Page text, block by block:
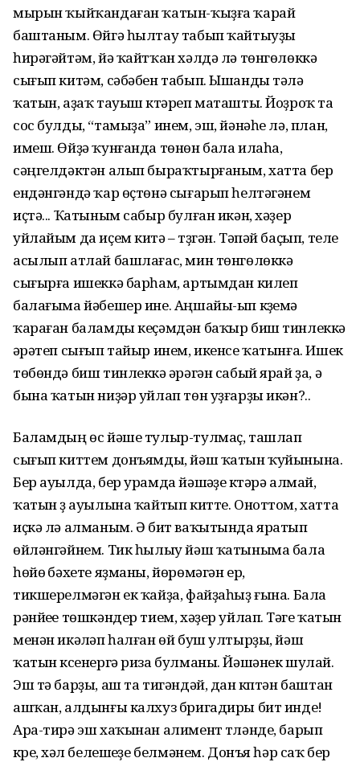
мырын ҡыйҡандаған ҡатын-ҡыҙға ҡарай
баштаным. Өйгә һылтау табып ҡайтыуҙы
һирәгәйтәм, йә ҡайтҡан хәлдә лә төнгөлөккә
сығып китәм, сәбәбен табып. Ышанды тәүлә
ҡатын, аҙаҡ тауыш күтәреп маташты. Йоҙроҡ та
сос булды, “тамыҙа” инем, эш, йәнәһе лә, план,
имеш. Өйҙә ҡунғанда төнөн бала илаһа,
сәңгелдәктән алып быраҡтырғаным, хатта бер
ендәнгәндә ҡар өҫтөнә сығарып һелтәгәнем
иҫтә... Ҡатыным сабыр булған икән, хәҙер
уйлайым да иҫем китә – түҙгән. Тәпәй баҫып, теле
асылып атлай башлағас, мин төнгөлөккә
сығырға ишеккә барһам, артымдан килеп
балағыма йәбешер ине. Аңшайы-ып күҙемә
ҡараған баламды кеҫәмдән баҡыр биш тинлеккә
әүрәтеп сығып тайыр инем, икенсе ҡатынға. Ишек
төбөндә биш тинлеккә әүрәгән сабый ярай ҙа, ә
бына ҡатын ниҙәр уйлап төн уҙғарҙы икән?..
Баламдың өс йәше тулыр-тулмаҫ, ташлап
сығып киттем донъямды, йәш ҡатын ҡуйынына.
Бер ауылда, бер урамда йәшәүҙе күтәрә алмай,
ҡатын үҙ ауылына ҡайтып китте. Оноттом, хатта
иҫкә лә алманым. Ә бит ваҡытында яратып
өйләнгәйнем. Тик һылыу йәш ҡатыныма бала
һөйөү бәхете яҙманы, йөрөмәгән ер,
тикшерелмәгән ек ҡайҙа, файҙаһыҙ ғына. Бала
рәнйеүе төшкәндер тием, хәҙер уйлап. Тәүге ҡатын
менән икәүләп һалған өй буш ултырҙы, йәш
ҡатын күсенергә риза булманы. Йәшәнек шулай.
Эш тә барҙы, аш та тигәндәй, дан күптән баштан
ашҡан, алдынғы калхуз бригадиры бит инде!
Ара-тирә эш хаҡынан алимент түләнде, барып
күреү, хәл белешеүҙе белмәнем. Донъя һәр саҡ бер